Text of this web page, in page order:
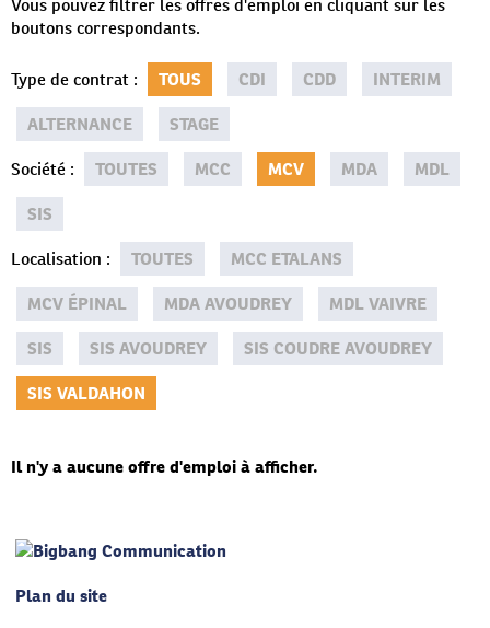
Vous pouvez filtrer les offres d'emploi en cliquant sur les
boutons correspondants.
Type de contrat : TOUS CDI CDD
INTERIM
ALTERNANCE
STAGE
Société : TOUTES MCC MCV MDA
MDL
SIS
Localisation : TOUTES
MCC ETALANS
MCV ÉPINAL
MDA AVOUDREY
MDL VAIVRE
SIS
SIS AVOUDREY
SIS COUDRE AVOUDREY
SIS VALDAHON
Il n'y a aucune offre d'emploi à afficher.
Plan du site